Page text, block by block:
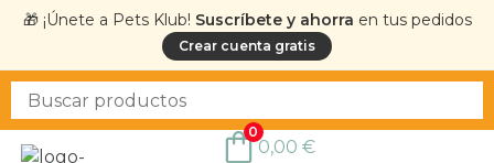
🎁 ¡Únete a Pets Klub! Suscríbete y ahorra en tus pedidos
Crear cuenta gratis
0
0,00 €